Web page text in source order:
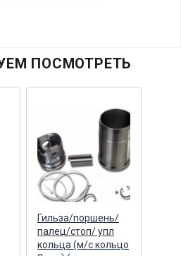
ПОСМОТРЕТЬ
Гильза/поршень/
палец/стоп/ упл
кольца (м/с кольцо